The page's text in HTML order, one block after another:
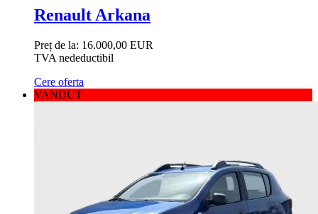
Renault Arkana
Preț de la: 16.000,00 EUR
TVA nedeductibil
Cere oferta
VANDUT